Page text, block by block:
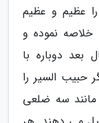
عظیم و عظیم
خلاصه نموده و
بعد دوباره با
حبیب السیر را
سه ضلعی